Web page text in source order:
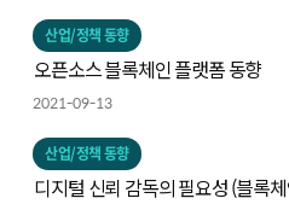
산업/정책 동향
오픈소스 블록체인 플랫폼 동향
2021-09-13
산업/정책 동향
디지털 신뢰 감독의 필요성 (블록